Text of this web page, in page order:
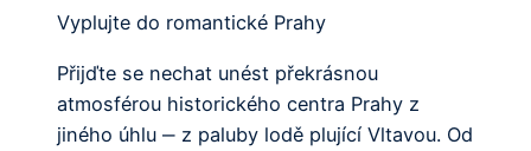
Vyplujte do romantické Prahy
Přijďte se nechat unést překrásnou
atmosférou historického centra Prahy z
jiného úhlu ‒ z paluby lodě plující Vltavou. Od